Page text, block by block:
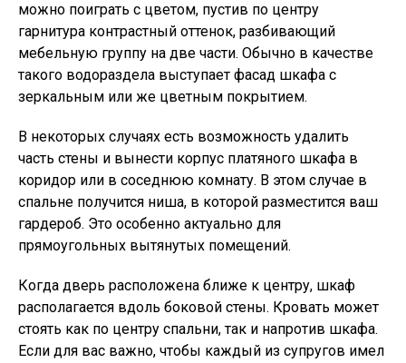
можно поиграть с цветом, пустив по центру
гарнитура контрастный оттенок, разбивающий
мебельную группу на две части. Обычно в качестве
такого водораздела выступает фасад шкафа с
зеркальным или же цветным покрытием.
В некоторых случаях есть возможность удалить
часть стены и вынести корпус платяного шкафа в
коридор или в соседнюю комнату. В этом случае в
спальне получится ниша, в которой разместится ваш
гардероб. Это особенно актуально для
прямоугольных вытянутых помещений.
Когда дверь расположена ближе к центру, шкаф
располагается вдоль боковой стены. Кровать может
стоять как по центру спальни, так и напротив шкафа.
Если для вас важно, чтобы каждый из супругов имел